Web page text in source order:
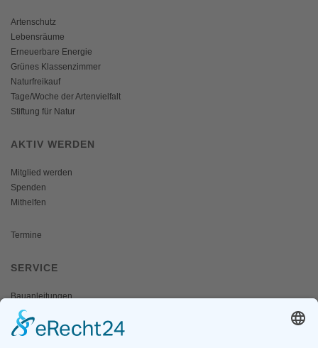
Artenschutz
Lebensräume
Erneuerbare Energie
Grünes Klassenzimmer
Naturfreikauf
Tage/Woche der Artenvielfalt
Stiftung für Natur
AKTIV WERDEN
Mitglied werden
Spenden
Mithelfen
Termine
SERVICE
Bauanleitungen
Schulangebote
Shop